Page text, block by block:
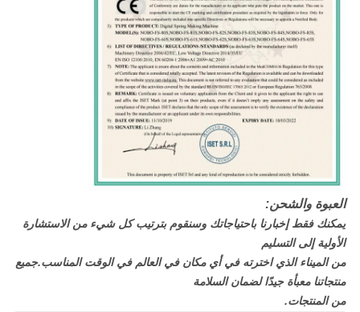
العبوة والشحن:
يمكنك فقط إخبارنا باحتياجاتك وسنقوم بترتيب كل شيء من الاستشارة
الأولية إلى التسليم
من الميناء الذي اخترته في أي مكان في العالم في الوقت المناسب.جميع
منتجاتنا معبأة جيدًا لضمان السلامة
من المنتجات.